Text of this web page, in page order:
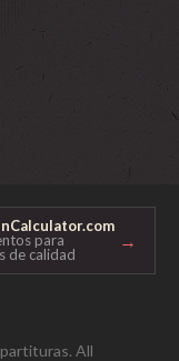
para
de calidad
→
All